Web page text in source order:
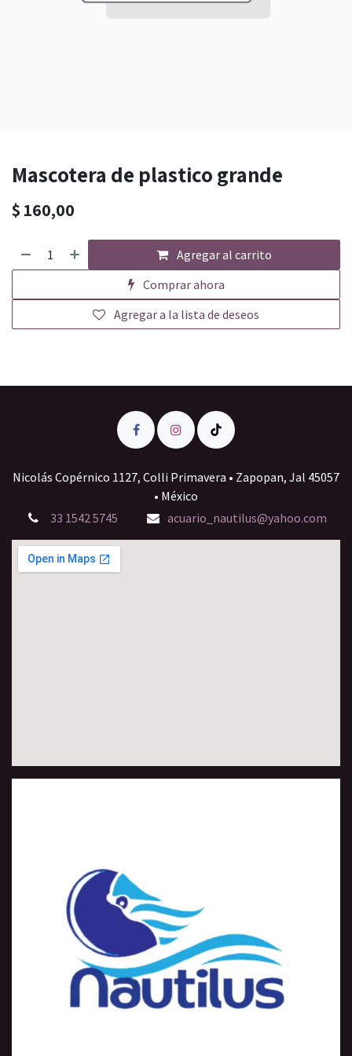
Mascotera de plastico grande
$ 160,00
Agregar al carrito
Comprar ahora
Agregar a la lista de deseos
Nicolás Copérnico 1127, Colli Primavera • Zapopan, Jal 45057
• México
33 1542 5745
acuario_nautilus@yahoo.com